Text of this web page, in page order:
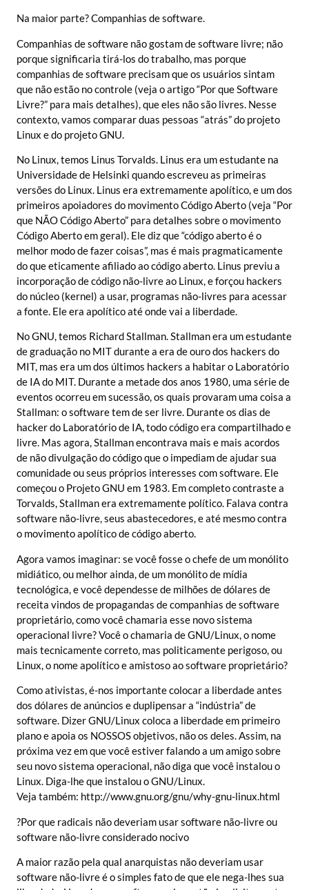
Na maior parte? Companhias de software.
Companhias de software não gostam de software livre; não
porque significaria tirá-los do trabalho, mas porque
companhias de software precisam que os usuários sintam
que não estão no controle (veja o artigo “Por que Software
Livre?” para mais detalhes), que eles não são livres. Nesse
contexto, vamos comparar duas pessoas “atrás” do projeto
Linux e do projeto GNU.
No Linux, temos Linus Torvalds. Linus era um estudante na
Universidade de Helsinki quando escreveu as primeiras
versões do Linux. Linus era extremamente apolítico, e um dos
primeiros apoiadores do movimento Código Aberto (veja “Por
que NÃO Código Aberto” para detalhes sobre o movimento
Código Aberto em geral). Ele diz que “código aberto é o
melhor modo de fazer coisas”, mas é mais pragmaticamente
do que eticamente afiliado ao código aberto. Linus previu a
incorporação de código não-livre ao Linux, e forçou hackers
do núcleo (kernel) a usar, programas não-livres para acessar
a fonte. Ele era apolítico até onde vai a liberdade.
No GNU, temos Richard Stallman. Stallman era um estudante
de graduação no MIT durante a era de ouro dos hackers do
MIT, mas era um dos últimos hackers a habitar o Laboratório
de IA do MIT. Durante a metade dos anos 1980, uma série de
eventos ocorreu em sucessão, os quais provaram uma coisa a
Stallman: o software tem de ser livre. Durante os dias de
hacker do Laboratório de IA, todo código era compartilhado e
livre. Mas agora, Stallman encontrava mais e mais acordos
de não divulgação do código que o impediam de ajudar sua
comunidade ou seus próprios interesses com software. Ele
começou o Projeto GNU em 1983. Em completo contraste a
Torvalds, Stallman era extremamente político. Falava contra
software não-livre, seus abastecedores, e até mesmo contra
o movimento apolítico de código aberto.
Agora vamos imaginar: se você fosse o chefe de um monólito
midiático, ou melhor ainda, de um monólito de mídia
tecnológica, e você dependesse de milhões de dólares de
receita vindos de propagandas de companhias de software
proprietário, como você chamaria esse novo sistema
operacional livre? Você o chamaria de GNU/Linux, o nome
mais tecnicamente correto, mas politicamente perigoso, ou
Linux, o nome apolítico e amistoso ao software proprietário?
Como ativistas, é-nos importante colocar a liberdade antes
dos dólares de anúncios e duplipensar a “indústria” de
software. Dizer GNU/Linux coloca a liberdade em primeiro
plano e apoia os NOSSOS objetivos, não os deles. Assim, na
próxima vez em que você estiver falando a um amigo sobre
seu novo sistema operacional, não diga que você instalou o
Linux. Diga-lhe que instalou o GNU/Linux.
Veja também: http://www.gnu.org/gnu/why-gnu-linux.html
?Por que radicais não deveriam usar software não-livre ou
software não-livre considerado nocivo
A maior razão pela qual anarquistas não deveriam usar
software não-livre é o simples fato de que ele nega-lhes sua